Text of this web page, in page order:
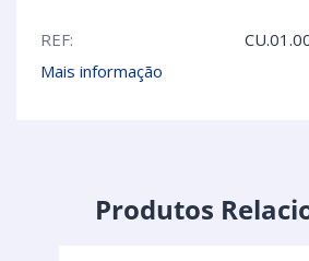
REF:
Mais informação
Produtos